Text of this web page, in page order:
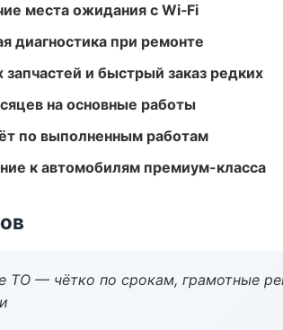
места ожидания с Wi‑Fi
диагностика при ремонте
и быстрый заказ редких
на основные работы
по выполненным работам
к автомобилям премиум-класса
ТО — чётко по срокам, грамотные